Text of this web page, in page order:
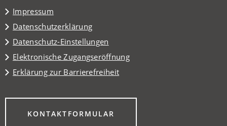
Impressum
Datenschutzerklärung
Datenschutz-Einstellungen
Elektronische Zugangseröffnung
Erklärung zur Barrierefreiheit
KONTAKTFORMULAR
(ÖFFNET